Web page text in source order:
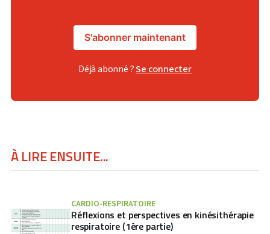
S'abonner maintenant
Déjà abonné ?Se connecter
À LIRE ENSUITE...
CARDIO-RESPIRATOIRE
Réflexions et perspectives en kinésithérapie
respiratoire (1ère partie)